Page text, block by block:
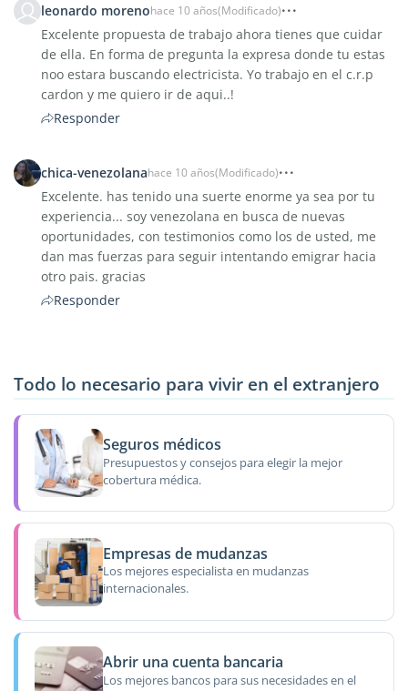
leonardo morenohace 10 años(Modificado)
Excelente propuesta de trabajo ahora tienes que cuidar
de ella. En forma de pregunta la expresa donde tu estas
noo estara buscando electricista. Yo trabajo en el c.r.p
cardon y me quiero ir de aqui..!
Responder
chica-venezolanahace 10 años(Modificado)
Excelente. has tenido una suerte enorme ya sea por tu
experiencia... soy venezolana en busca de nuevas
oportunidades, con testimonios como los de usted, me
dan mas fuerzas para seguir intentando emigrar hacia
otro pais. gracias
Responder
Todo lo necesario para vivir en el extranjero
Seguros médicos
Presupuestos y consejos para elegir la mejor
cobertura médica.
Empresas de mudanzas
Los mejores especialista en mudanzas
internacionales.
Abrir una cuenta bancaria
Los mejores bancos para sus necesidades en el